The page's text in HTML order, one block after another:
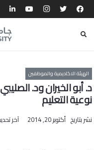
الهيئة الاكاديمية والموظفين
د. أبو الخيران ود.
نوعية التعليم
نشر بتاريخ أكتوبر 20, 2014 آخر